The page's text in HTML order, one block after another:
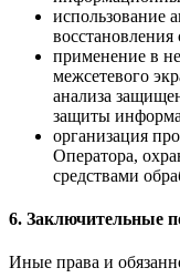
использование
применение в
межсетевого
анализа
защиты
организация
Оператора,
средствами
6. Заключительные
Иные права и